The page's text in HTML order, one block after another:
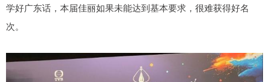
学好广东话，本届佳丽如果未能达到基本要求，很难获得好名
次。